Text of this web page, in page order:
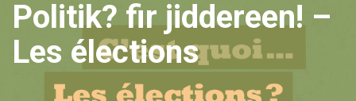
Politik? fir jiddereen! –
Les élections